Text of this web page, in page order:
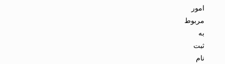
امور
مربوط
به
ثبت
نام